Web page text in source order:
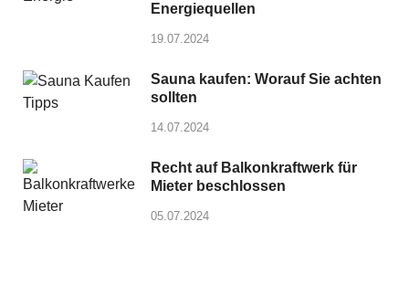
Energiequellen
19.07.2024
Sauna kaufen: Worauf Sie achten
sollten
14.07.2024
Recht auf Balkonkraftwerk für
Mieter beschlossen
05.07.2024